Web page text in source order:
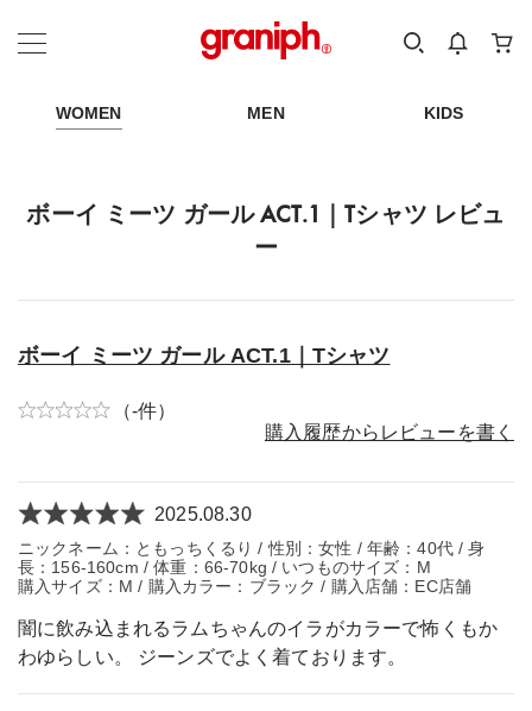
カテゴリーから探す
WOMEN MEN KIDS
ボーイ ミーツ ガール ACT.1｜Tシャツ レビュ
ー
ボーイ ミーツ ガール ACT.1｜Tシャツ
（-件）
購入履歴からレビューを書く
2025.08.30
ニックネーム：ともっちくるり / 性別：女性 / 年齢：40代 / 身
長：156-160cm / 体重：66-70kg / いつものサイズ：M
購入サイズ：M / 購入カラー：ブラック / 購入店舗：EC店舗
闇に飲み込まれるラムちゃんのイラがカラーで怖くもか
わゆらしい。 ジーンズでよく着ております。